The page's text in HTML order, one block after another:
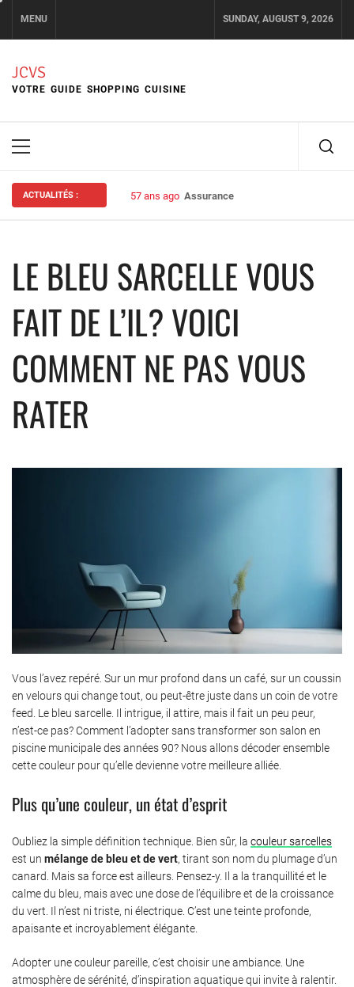
content
MENU SUNDAY, AUGUST 9, 2026
JCVS
VOTRE GUIDE SHOPPING CUISINE
Primary
ACTUALITÉS : 57 ans ago Assurance habitation : bien choisir
LE BLEU SARCELLE VOUS
FAIT DE L’IL? VOICI
COMMENT NE PAS VOUS
RATER
Vous l’avez repéré. Sur un mur profond dans un café, sur un coussin
en velours qui change tout, ou peut-être juste dans un coin de votre
feed. Le bleu sarcelle. Il intrigue, il attire, mais il fait un peu peur,
n’est-ce pas? Comment l’adopter sans transformer son salon en
piscine municipale des années 90? Nous allons décoder ensemble
cette couleur pour qu’elle devienne votre meilleure alliée.
Plus qu’une couleur, un état d’esprit
Oubliez la simple définition technique. Bien sûr, la couleur sarcelles
est un mélange de bleu et de vert, tirant son nom du plumage d’un
canard. Mais sa force est ailleurs. Pensez-y. Il a la tranquillité et le
calme du bleu, mais avec une dose de l’équilibre et de la croissance
du vert. Il n’est ni triste, ni électrique. C’est une teinte profonde,
apaisante et incroyablement élégante.
Adopter une couleur pareille, c’est choisir une ambiance. Une
atmosphère de sérénité, d’inspiration aquatique qui invite à ralentir.